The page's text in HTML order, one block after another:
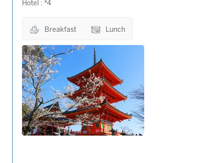
Hotel : *4
Breakfast Lunch